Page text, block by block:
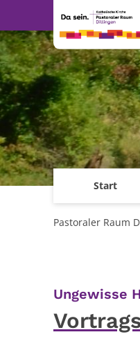
Zum Inhalt springen
Start
Pastoraler Raum
Ungewisse